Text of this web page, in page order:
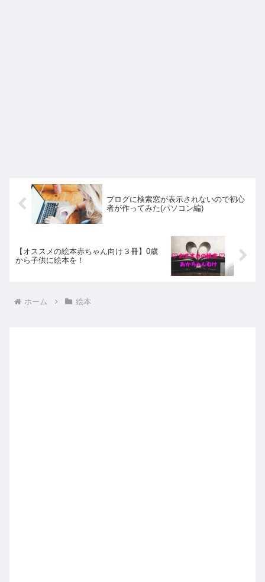
ブログに検索窓が表示されないので初心
者が作ってみた(パソコン編)
【オススメの絵本赤ちゃん向け３冊】0歳
から子供に絵本を！
ホーム 絵本